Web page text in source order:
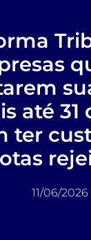
até
ter
11/06/2026